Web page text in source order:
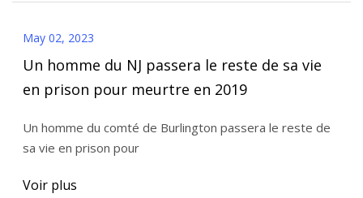
May 02, 2023
Un homme du NJ passera le reste de sa vie
en prison pour meurtre en 2019
Un homme du comté de Burlington passera le reste de
sa vie en prison pour
Voir plus